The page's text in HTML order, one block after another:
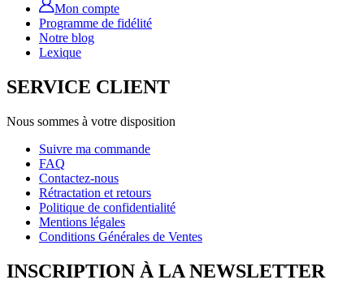
Mon compte
Programme de fidélité
Notre blog
Lexique
SERVICE CLIENT
Nous sommes à votre disposition
Suivre ma commande
FAQ
Contactez-nous
Rétractation et retours
Politique de confidentialité
Mentions légales
Conditions Générales de Ventes
INSCRIPTION À LA NEWSLETTER